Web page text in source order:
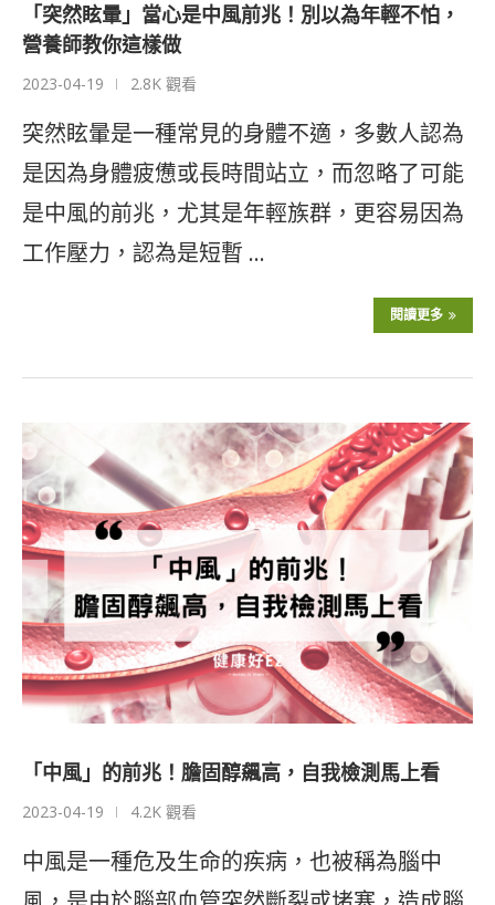
「突然眩暈」當心是中風前兆！別以為年輕不怕，
營養師教你這樣做
2023-04-19 2.8K 觀看
突然眩暈是一種常見的身體不適，多數人認為
是因為身體疲憊或長時間站立，而忽略了可能
是中風的前兆，尤其是年輕族群，更容易因為
工作壓力，認為是短暫 …
閱讀更多
「中風」的前兆！膽固醇飆高，自我檢測馬上看
2023-04-19 4.2K 觀看
中風是一種危及生命的疾病，也被稱為腦中